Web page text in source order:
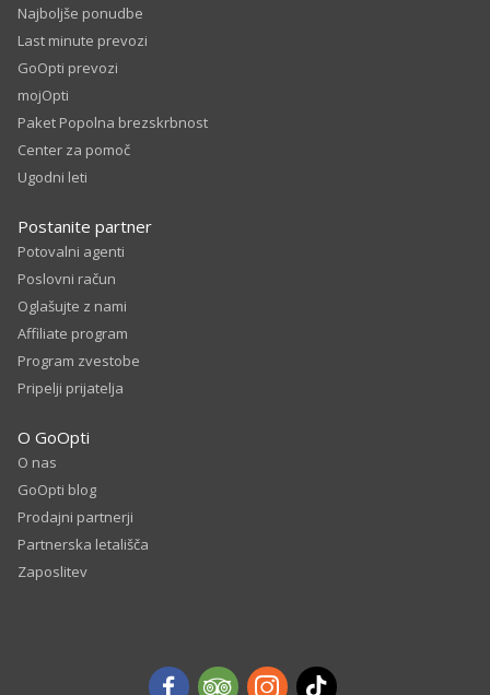
Najboljše ponudbe
Last minute prevozi
GoOpti prevozi
mojOpti
Paket Popolna brezskrbnost
Center za pomoč
Ugodni leti
Postanite partner
Potovalni agenti
Poslovni račun
Oglašujte z nami
Affiliate program
Program zvestobe
Pripelji prijatelja
O GoOpti
O nas
GoOpti blog
Prodajni partnerji
Partnerska letališča
Zaposlitev